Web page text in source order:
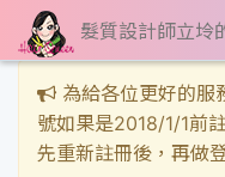
髮質設計師立坽
為給各位更好的服
號如果是2018/1/1前
先重新註冊後，再做